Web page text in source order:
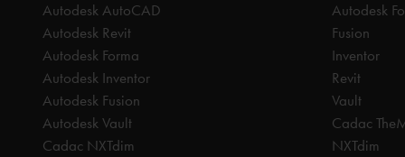
Autodesk AutoCAD
Autodesk Revit
Autodesk Forma
Autodesk Inventor
Autodesk Fusion
Autodesk Vault
Cadac NXTdim
Autodesk
Fusion
Inventor
Revit
Vault
Cadac
NXTdim